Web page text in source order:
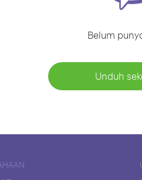
Belum
Unduh